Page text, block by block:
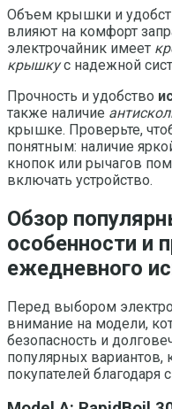
Объем крышки и
влияют на комфорт
электрочайник имеет
крышкус надежной
Прочность и удобство
также наличие
крышке. Проверьте,
понятным: наличие
кнопок или рычагов
включать устройство.
Обзор
особенности и
ежедневного
Перед выбором
внимание на модели,
безопасность и
популярных
покупателей благодаря